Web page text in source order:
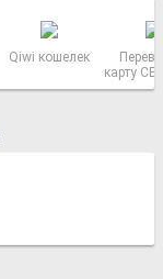
Qiwi кошелек
карту